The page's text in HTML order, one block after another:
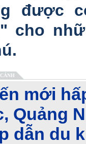
được
cho
mới
Quảng
dẫn du